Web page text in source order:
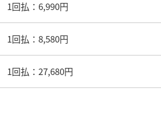
1回払：6,990円
1回払：8,580円
1回払：27,680円